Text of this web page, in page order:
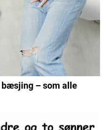
bæsjing – som alle